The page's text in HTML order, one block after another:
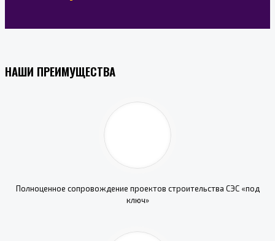
НАШИ ПРЕИМУЩЕСТВА
Полноценное сопровождение проектов строительства СЭС «под
ключ»